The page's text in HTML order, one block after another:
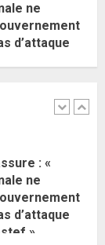
ne
d’attaque
: «
»
pose
met en